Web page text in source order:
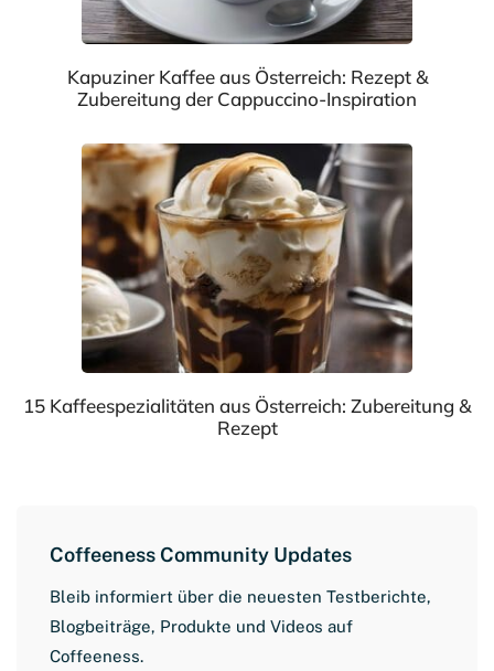
Kapuziner Kaffee aus Österreich: Rezept &
Zubereitung der Cappuccino-Inspiration
15 Kaffeespezialitäten aus Österreich: Zubereitung &
Rezept
Coffeeness Community Updates
Bleib informiert über die neuesten Testberichte,
Blogbeiträge, Produkte und Videos auf
Coffeeness.